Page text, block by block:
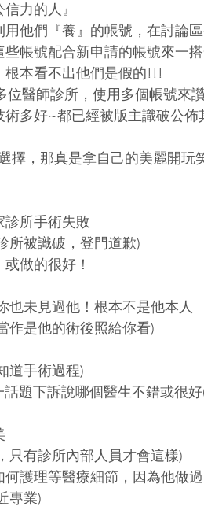
力的人』
他們『養』的帳號，在討論
帳號配合新申請的帳號來一
根本看不出他們是假的!!!
醫師診所，使用多個帳號來
多好~都已經被版主識破公佈
擇，那真是拿自己的美麗開玩
診所手術失敗
所被識破，登門道歉)
做的很好！
也未見過他！根本不是他本人
作是他的術後照給你看)
道手術過程)
題下訴說哪個醫生不錯或很
只有診所內部人員才會這樣)
護理等醫療細節，因為他做
專業)